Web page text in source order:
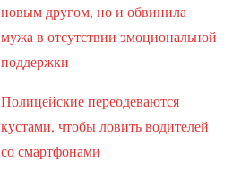
новым другом, но и обвинила
мужа в отсутствии эмоциональной
поддержки
Полицейские переодеваются
кустами, чтобы ловить водителей
со смартфонами